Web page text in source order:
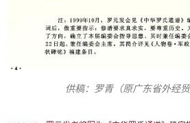
供稿：罗青（原广东省外经